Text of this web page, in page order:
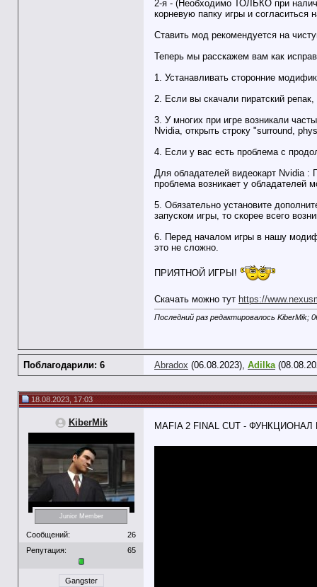
2-я - (Необходимо ТОЛЬКО при
корневую папку игры и согласиться
Ставить мод рекомендуется на
Теперь мы расскажем вам как
1. Устанавливать сторонние
2. Если вы скачали пиратский
3. У многих при игре возникали
Nvidia, открыть строку "surround,
4. Если у вас есть проблема с
Для обладателей видеокарт Nvidia :
проблема возникает у обладателей
5. Обязательно установите
запуском игры, то скорее всего
6. Перед началом игры в нашу
это не сложно.
ПРИЯТНОЙ ИГРЫ!
Скачать можно тут https://
Последний раз редактировалось KiberMik;
Поблагодарили: 6 Abradox (06.08.2023), Adilka
18.08.2023, 17:03
KiberMik
Junior Member
Сообщений:
26
Репутация:
65
Gangster
MAFIA 2 FINAL CUT -